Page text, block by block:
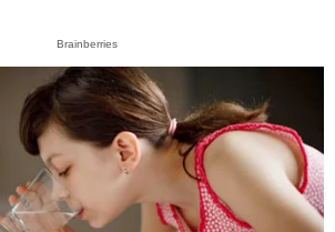
Brainberries